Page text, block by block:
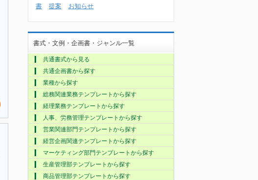
書
提案 お知らせ
書式・文例・企画書・ジャンル一覧
共通書式から見る
共通企画書から探す
業種から探す
総務関連業務テンプレートから探す
経理業務テンプレートから探す
人事、労務管理テンプレートから探す
営業関連部門テンプレートから探す
経営企画関連テンプレートから探す
マーケティング部門テンプレートから探す
生産管理部テンプレートから探す
商品管理部テンプレートから探す